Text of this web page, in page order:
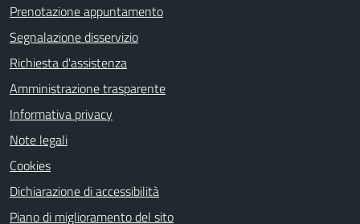
Prenotazione appuntamento
Segnalazione disservizio
Richiesta d'assistenza
Amministrazione trasparente
Informativa privacy
Note legali
Cookies
Dichiarazione di accessibilità
Piano di miglioramento del sito